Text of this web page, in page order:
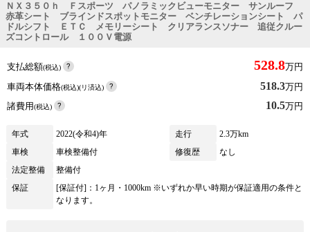
ＮＸ３５０ｈ Ｆスポーツ パノラミックビューモニター サンルーフ
赤革シート ブラインドスポットモニター ベンチレーションシート パ
ドルシフト ＥＴＣ メモリーシート クリアランスソナー 追従クルー
ズコントロール １００Ｖ電源
支払総額(税込) 528.8万円
車両本体価格(税込)(リ済込) 518.3万円
諸費用(税込) 10.5万円
年式 2022(令和4)年 走行
2.3万km
車検
車検整備付 修復歴
なし
法定整備
整備付
保証
[保証付]：1ヶ月・1000km ※いずれか早い時期が保証適用の条件と
なります。